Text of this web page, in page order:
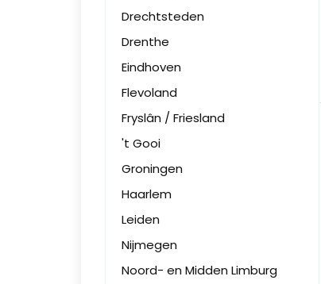
Drechtsteden
Drenthe
Eindhoven
Flevoland
Fryslân / Friesland
't Gooi
Groningen
Haarlem
Leiden
Nijmegen
Noord- en Midden Limburg